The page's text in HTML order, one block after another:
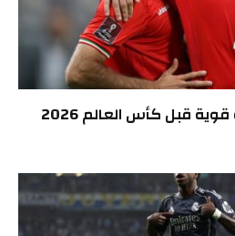
قبل كأس العالم 2026